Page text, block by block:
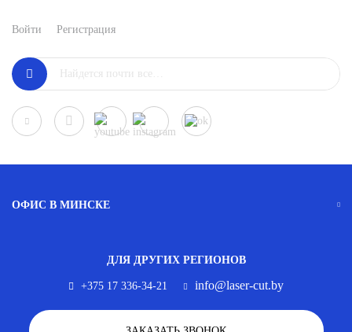
Войти Регистрация
ОФИС В МИНСКЕ
ДЛЯ ДРУГИХ РЕГИОНОВ
+375 17 336-34-21 info@laser-cut.by